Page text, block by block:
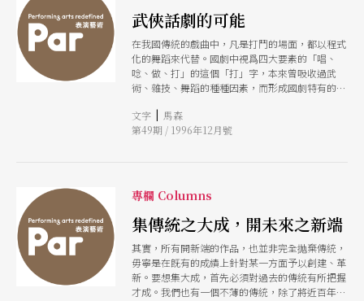
武俠話劇的可能
在我國傳統的戲曲中，凡是打鬥的場面，都以程式
化的舞蹈來代替。國劇中視爲四大要素的「唱、
唸、做、打」的這個「打」字，本來曾吸收過武
術、雜技、舞蹈的種種因素，而形成國劇特有的武
打場面，旣不能套用國劇之程式，又無法把拳脚師
傅的武功搬上舞台，非要另闢蹊徑不可。這恐怕正
文字 | 馬森
第49期 / 1996年12月號
專欄 Columns
集傳統之大成，開未來之新端
其實，所有開新端的作品，也並非完全抛棄傳統，
毋寧是在旣有的成績上針對某一方面予以創建、革
新。要想集大成，首先必須對過去的傳統有所把握
才成。我們也有一個不薄的傳統，除了將近百年的